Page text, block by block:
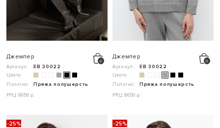
Джемпер
Артикул:
ЕВ 30022
Цвета:
Полотно:
Пряжа полушерсть
РРЦ: 8650 р.
Джемпер
Артикул:
ЕВ 30022
Цвета:
Полотно:
Пряжа полушерсть
РРЦ: 8650 р.
-25% -25%